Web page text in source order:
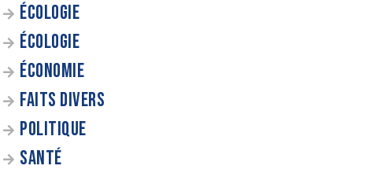
ÉCOLOGIE
ÉCOLOGIE
ÉCONOMIE
FAITS DIVERS
POLITIQUE
SANTÉ